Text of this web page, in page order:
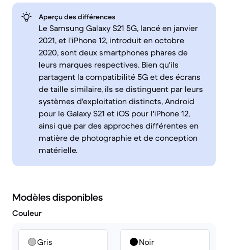
Aperçu des différences
Le Samsung Galaxy S21 5G, lancé en janvier
2021, et l'iPhone 12, introduit en octobre
2020, sont deux smartphones phares de
leurs marques respectives. Bien qu'ils
partagent la compatibilité 5G et des écrans
de taille similaire, ils se distinguent par leurs
systèmes d'exploitation distincts, Android
pour le Galaxy S21 et iOS pour l'iPhone 12,
ainsi que par des approches différentes en
matière de photographie et de conception
matérielle.
Modèles disponibles
Couleur
Gris Noir